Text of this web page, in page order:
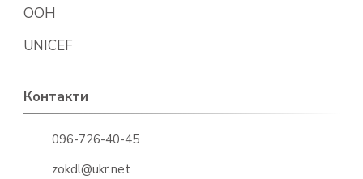
ООН
UNICEF
Контакти
096-726-40-45
zokdl@ukr.net